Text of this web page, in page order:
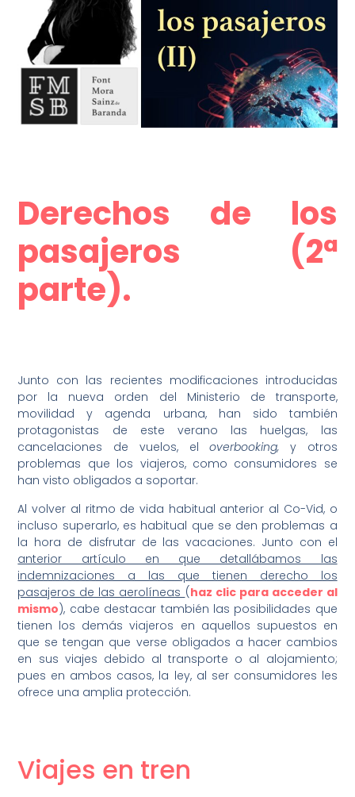
Derechos de los
pasajeros (2ª
parte).
Junto con las recientes modificaciones introducidas
por la nueva orden del Ministerio de transporte,
movilidad y agenda urbana, han sido también
protagonistas de este verano las huelgas, las
cancelaciones de vuelos, eloverbooking, y otros
problemas que los viajeros, como consumidores se
han visto obligados a soportar.
Al volver al ritmo de vida habitual anterior al Co-Vid, o
incluso superarlo, es habitual que se den problemas a
la hora de disfrutar de las vacaciones. Junto con el
anterior artículo en que detallábamos las
indemnizaciones a las que tienen derecho los
pasajeros de las aerolíneas (haz clic para acceder al
mismo), cabe destacar también las posibilidades que
tienen los demás viajeros en aquellos supuestos en
que se tengan que verse obligados a hacer cambios
en sus viajes debido al transporte o al alojamiento;
pues en ambos casos, la ley, al ser consumidores les
ofrece una amplia protección.
Viajes en tren